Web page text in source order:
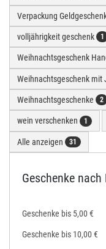
Verpackung
volljährigkeit geschenk 1
Weihnachtsgeschenk
Weihnachtsgeschenk mit
Weihnachtsgeschenke 2
wein verschenken 1
Alle anzeigen 31
Geschenke nach
Geschenke bis 5,00 €
Geschenke bis 10,00 €